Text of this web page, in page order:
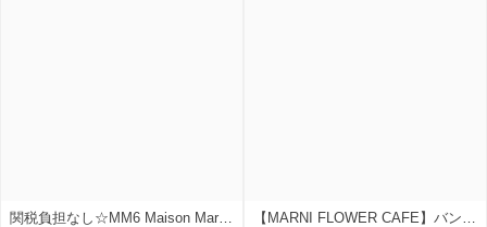
関税負担なし☆MM6 Maison Margiela メッシュクロスボディバッグ